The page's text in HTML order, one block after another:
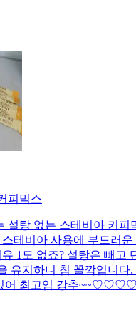
피믹스
설탕 없는 스테비아 커피
테비아 사용에 부드러
1도 없죠? 설탕은 빼고
유지하니 침 꼴깍입니다
어 최고임 강추~~♡♡♡♡